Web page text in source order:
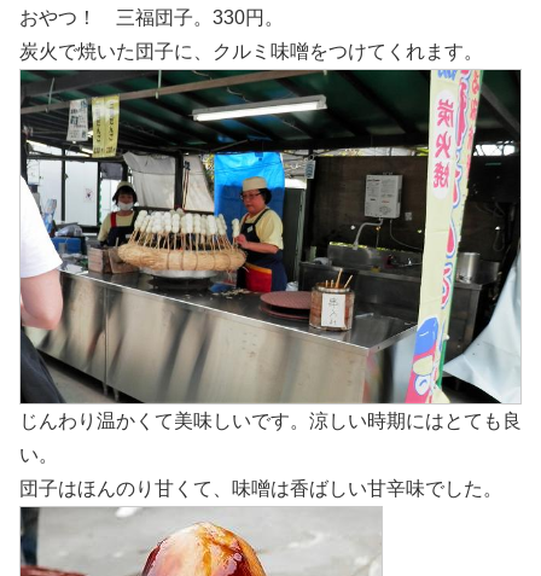
おやつ！ 三福団子。330円。
炭火で焼いた団子に、クルミ味噌をつけてくれます。
じんわり温かくて美味しいです。涼しい時期にはとても良
い。
団子はほんのり甘くて、味噌は香ばしい甘辛味でした。